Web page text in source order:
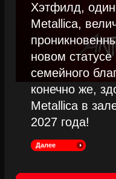
Хэтфилд,
Metallica,
новом
семейного
конечно же,
Metallica в
2027 года!
Далее